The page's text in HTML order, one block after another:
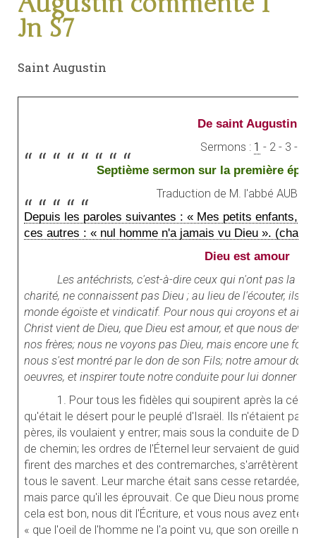
Jn S7
Saint Augustin
De saint Augustin
Sermons : 1 - 2 - 3 - 4
Septième sermon sur la première
Traduction de M. l'abbé
Depuis les paroles suivantes : « Mes petits enfants,
ces autres : « nul homme n'a jamais vu Dieu ». (chap.
Dieu est amour
Les antéchrists, c'est-à-dire ceux qui n'ont pas la foi
charité, ne connaissent pas Dieu ; au lieu de l'écouter, ils
monde égoïste et vindicatif. Pour nous qui croyons et
Christ vient de Dieu, que Dieu est amour, et que nous
nos frères; nous ne voyons pas Dieu, mais encore une
nous s'est montré par le don de son Fils; notre amour doit
oeuvres, et inspirer toute notre conduite pour lui donner du
1. Pour tous les fidèles qui soupirent après la
qu'était le désert pour le peuplé d'Israël. Ils n'étaient pas
pères, ils voulaient y entrer; mais sous la conduite de
de chemin; les ordres de l'Éternel leur servaient de guide.
firent des marches et des contremarches, s'arrêtèrent
tous le savent. Leur marche était sans cesse retardée,
mais parce qu'il les éprouvait. Ce que Dieu nous promet
cela est bon, nous dit l'Écriture, et vous nous avez
« que l'oeil de l'homme ne l'a point vu, que son oreille ne